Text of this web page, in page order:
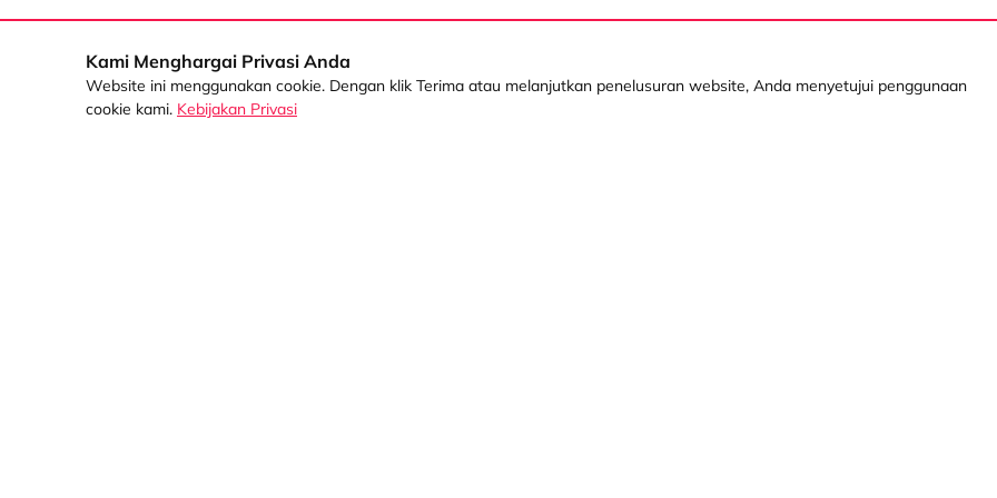
Kami Menghargai Privasi Anda
Website ini menggunakan cookie. Dengan klik Terima atau melanjutkan penelusuran website, Anda menyetujui penggunaan
cookie kami. Kebijakan Privasi Korporasi Layanan Kami Produk Digital